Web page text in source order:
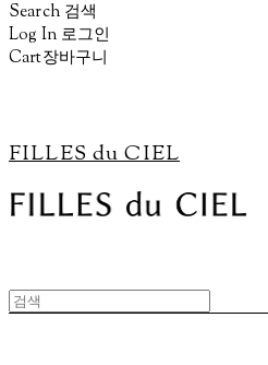
Search 검색
Log In 로그인
Cart장바구니
FILLES du CIEL